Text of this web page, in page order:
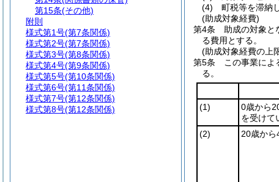
(4)
町税等を滞納
(助成対象経費)
第4条
助成の対象と
る費用とする。
(助成対象経費の上
第5条
この事業によ
る。
(1)
0歳から
を受けて
(2)
20歳か
第15条(その他)
附則
様式第1号(第7条関係)
様式第2号(第7条関係)
様式第3号(第8条関係)
様式第4号(第9条関係)
様式第5号(第10条関係)
様式第6号(第11条関係)
様式第7号(第12条関係)
様式第8号(第12条関係)